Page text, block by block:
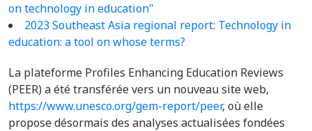
on technology in education"
2023 Southeast Asia regional report: Technology in
education: a tool on whose terms?
La plateforme Profiles Enhancing Education Reviews
(PEER) a été transférée vers un nouveau site web,
https://www.unesco.org/gem-report/peer, où elle
propose désormais des analyses actualisées fondées